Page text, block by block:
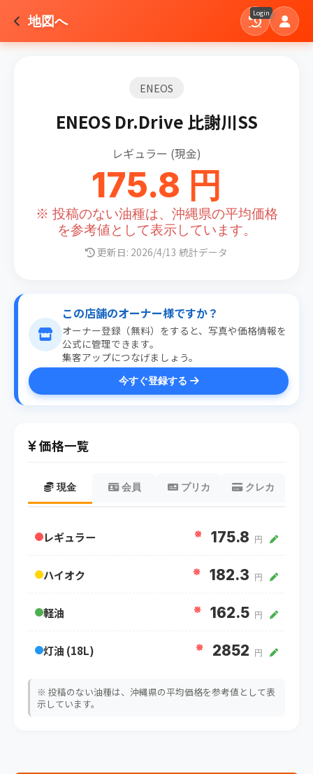
地図へ Login
ENEOS
ENEOS Dr.Drive 比謝川SS
レギュラー (現金)
175.8 円
※ 投稿のない油種は、沖縄県の平均価格
を参考値として表示しています。
更新日: 2026/4/13 統計データ
この店舗のオーナー様ですか？
オーナー登録（無料）をすると、写真や価格情報を
公式に管理できます。
集客アップにつなげましょう。
今すぐ登録する
価格一覧
現金 会員 プリカ クレカ
レギュラー ※ 175.8 円
ハイオク ※ 182.3 円
軽油 ※ 162.5 円
灯油 (18L) ※ 2852 円
※ 投稿のない油種は、沖縄県の平均価格を参考値として表
示しています。